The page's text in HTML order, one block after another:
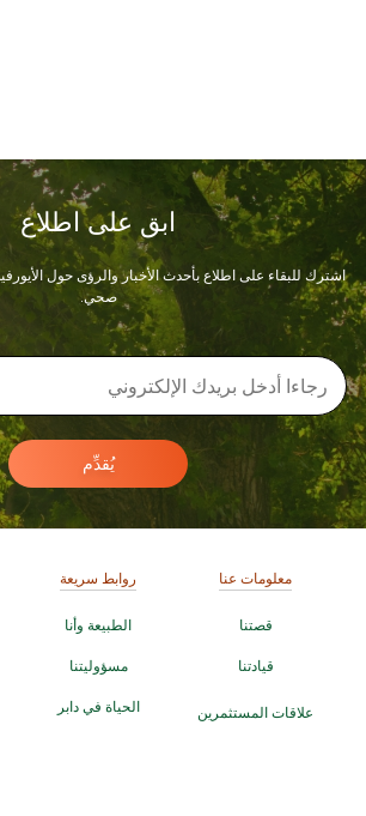
ابق على اطلاع
اشترك للبقاء على اطلاع بأحدث الأخبار والرؤى حول
صحي.
يُقدِّم
معلومات عنا
قصتنا
قيادتنا
علاقات المستثمرين
روابط سريعة
الطبيعة وأنا
مسؤوليتنا
الحياة في دابر